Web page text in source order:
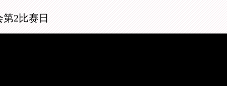
2比赛日